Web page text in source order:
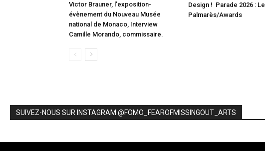
Victor Brauner, l’exposition-
évènement du Nouveau Musée
national de Monaco, Interview
Camille Morando, commissaire.
Design ! Parade 2026 : Le
Palmarès/Awards
SUIVEZ-NOUS SUR INSTAGRAM @FOMO_FEAROFMISSINGOUT_ARTS